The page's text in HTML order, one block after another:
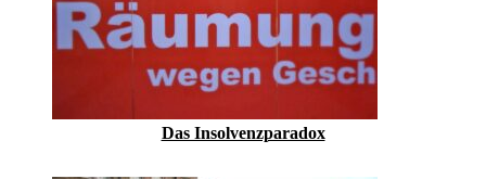
Das Insolvenzparadox